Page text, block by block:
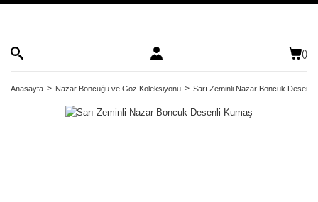
()
Anasayfa Nazar Boncuğu ve Göz Koleksiyonu Sarı Zeminli Nazar Boncuk Desenli